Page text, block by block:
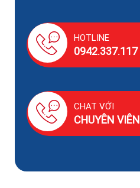
HOTLINE
0942.337.117
CHAT VỚI
CHUYÊN VIÊN